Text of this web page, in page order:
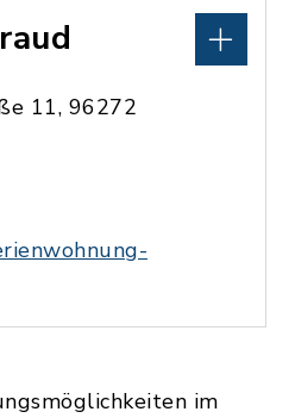
11, 96272
im